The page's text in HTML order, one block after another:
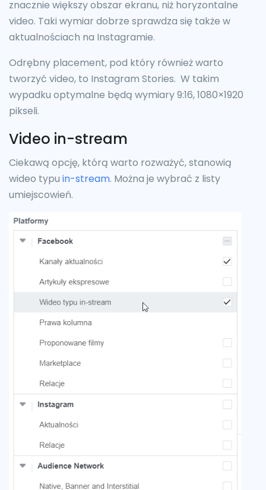
znacznie większy obszar ekranu, niż horyzontalne
video. Taki wymiar dobrze sprawdza się także w
aktualnościach na Instagramie.
Odrębny placement, pod który również warto
tworzyć video, to Instagram Stories. W takim
wypadku optymalne będą wymiary 9:16, 1080×1920
pikseli.
Video in-stream
Ciekawą opcję, którą warto rozważyć, stanowią
wideo typu in-stream. Można je wybrać z listy
umiejscowień.